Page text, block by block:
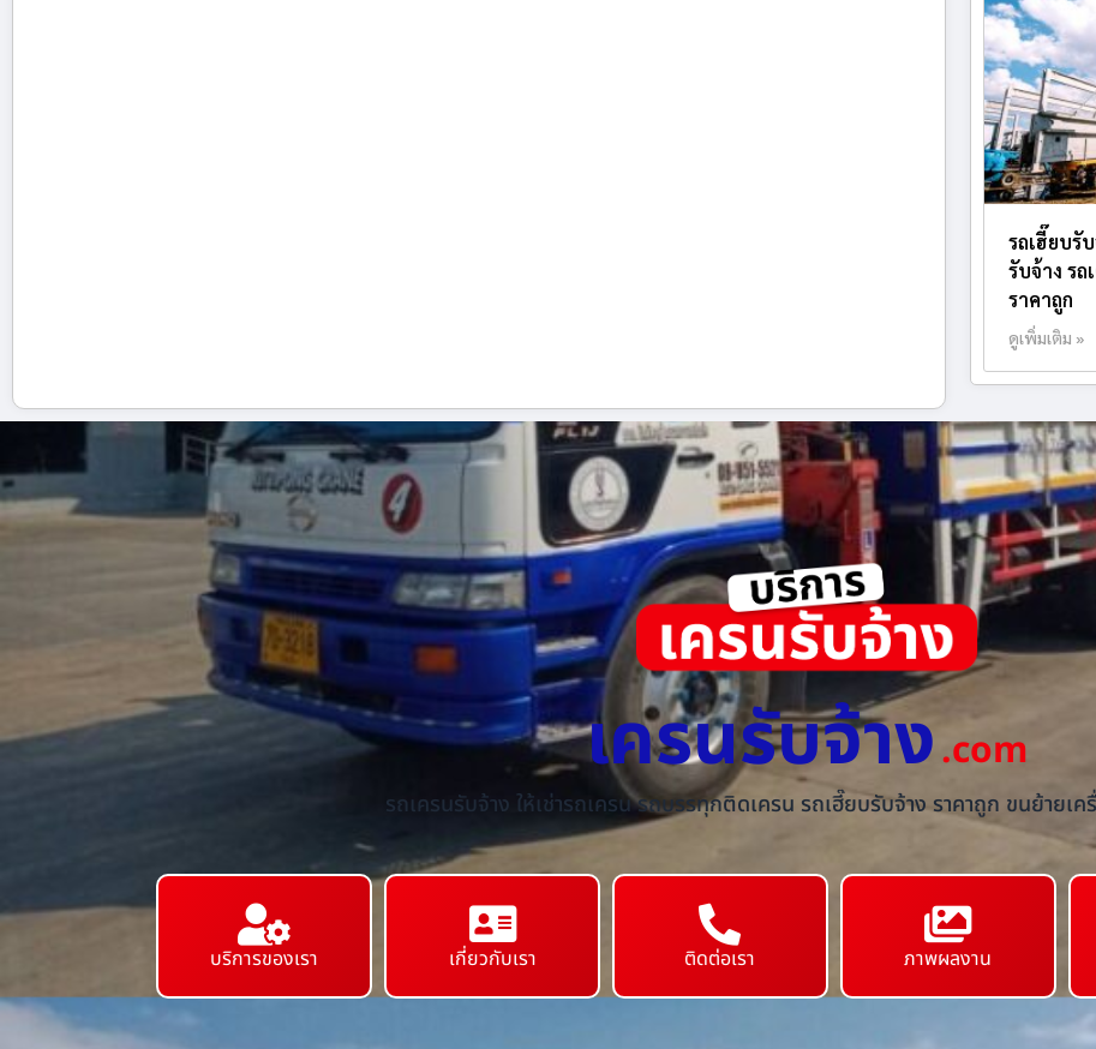
รถเฮี๊ยบรั
รับจ้าง รถ
ราคาถูก
ดูเพิ่มเติม »
เครนรับจ้าง.com
รถเครนรับจ้าง ให้เช่ารถเครน รถบรรทุกติดเครน รถเฮี๊ยบรับจ้าง ราคาถูก ขนย้ายเ
บริการของเรา เกี่ยวกับเรา ติดต่อเรา ภาพผลงาน